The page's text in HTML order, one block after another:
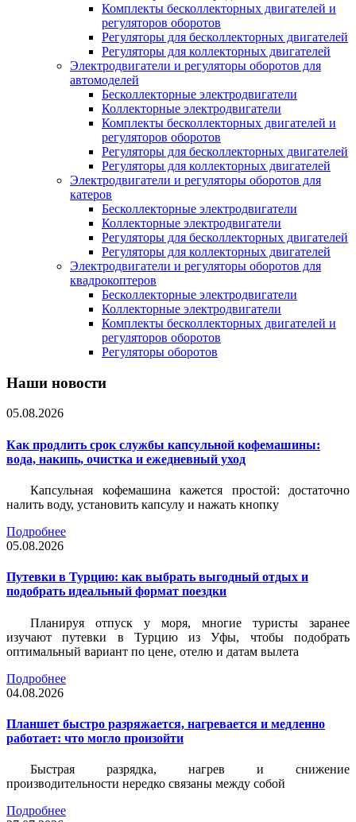
Комплекты бесколлекторных двигателей и
регуляторов оборотов
Регуляторы для бесколлекторных двигателей
Регуляторы для коллекторных двигателей
Электродвигатели и регуляторы оборотов для
автомоделей
Бесколлекторные электродвигатели
Коллекторные электродвигатели
Комплекты бесколлекторных двигателей и
регуляторов оборотов
Регуляторы для бесколлекторных двигателей
Регуляторы для коллекторных двигателей
Электродвигатели и регуляторы оборотов для
катеров
Бесколлекторные электродвигатели
Коллекторные электродвигатели
Регуляторы для бесколлекторных двигателей
Регуляторы для коллекторных двигателей
Электродвигатели и регуляторы оборотов для
квадрокоптеров
Бесколлекторные электродвигатели
Коллекторные электродвигатели
Комплекты бесколлекторных двигателей и
регуляторов оборотов
Регуляторы оборотов
Наши новости
05.08.2026
Как продлить срок службы капсульной кофемашины:
вода, накипь, очистка и ежедневный уход
Капсульная кофемашина кажется простой: достаточно
налить воду, установить капсулу и нажать кнопку
Подробнее
05.08.2026
Путевки в Турцию: как выбрать выгодный отдых и
подобрать идеальный формат поездки
Планируя отпуск у моря, многие туристы заранее
изучают путевки в Турцию из Уфы, чтобы подобрать
оптимальный вариант по цене, отелю и датам вылета
Подробнее
04.08.2026
Планшет быстро разряжается, нагревается и медленно
работает: что могло произойти
Быстрая разрядка, нагрев и снижение
производительности нередко связаны между собой
Подробнее